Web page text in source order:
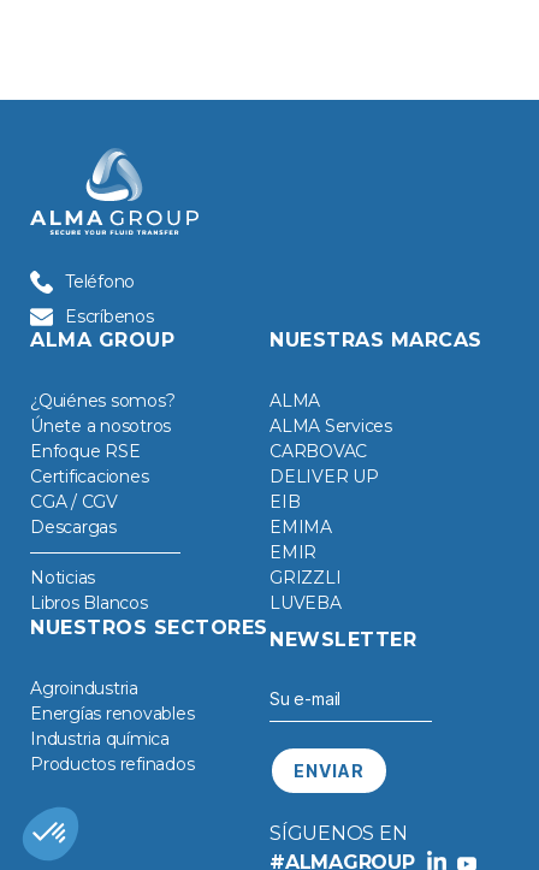
Teléfono
Escríbenos
ALMA GROUP
¿Quiénes somos?
Únete a nosotros
Enfoque RSE
Certificaciones
CGA / CGV
Descargas
Noticias
Libros Blancos
NUESTRAS MARCAS
ALMA
ALMA Services
CARBOVAC
DELIVER UP
EIB
EMIMA
EMIR
GRIZZLI
LUVEBA
NUESTROS SECTORES
Agroindustria
Energías renovables
Industria química
Productos refinados
NEWSLETTER
SÍGUENOS EN
#ALMAGROUP